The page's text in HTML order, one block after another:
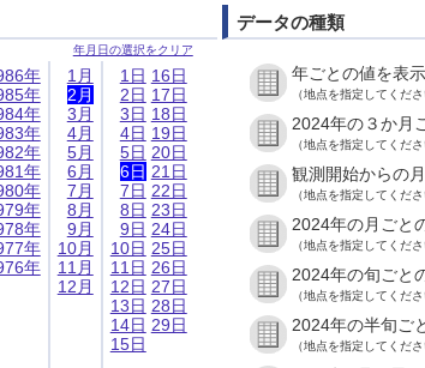
年月日の選択をクリア
年
年
年
年
年
年
年
年
年
年
年
1月
2月
3月
4月
5月
6月
7月
8月
9月
10月
11月
12月
1日
2日
3日
4日
5日
6日
7日
8日
9日
10日
11日
12日
13日
14日
15日
16日
17日
18日
19日
20日
21日
22日
23日
24日
25日
26日
27日
28日
29日
データの種類
年ごとの値を表示
（地点を指定してくださ
2024年の３か月
（地点を指定してくださ
観測開始からの
（地点を指定してくださ
2024年の月ごと
（地点を指定してくださ
2024年の旬ごと
（地点を指定してくださ
2024年の半旬ご
（地点を指定してくださ